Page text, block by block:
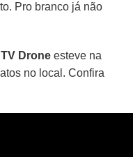
Pro branco já não
TV Drone esteve na
no local. Confira